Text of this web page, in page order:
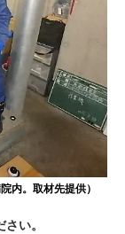
内。取材先提供）
い。